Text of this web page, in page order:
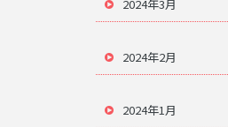
2024年3月
2024年2月
2024年1月